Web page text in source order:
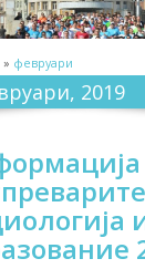
» февруари
2019